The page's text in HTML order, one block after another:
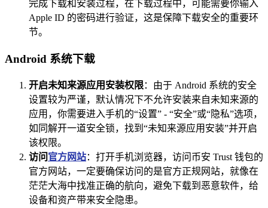
完成下载和安装过程，在下载过程中，可能需要你输入
Apple ID 的密码进行验证，这是保障下载安全的重要环
节。
Android 系统下载
开启未知来源应用安装权限：由于 Android 系统的安全
设置较为严谨，默认情况下不允许安装来自未知来源的
应用，你需要进入手机的“设置” - “安全”或“隐私”选项，
如同解开一道安全锁，找到“未知来源应用安装”并开启
该权限。
访问 官方网站：打开手机浏览器，访问币安 Trust 钱包的
官方网站，一定要确保访问的是官方正规网站，就像在
茫茫大海中找准正确的航向，避免下载到恶意软件，给
设备和资产带来安全隐患。